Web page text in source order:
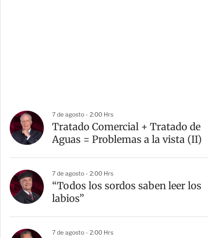
7 de agosto - 2:00 Hrs
Tratado Comercial + Tratado de
Aguas = Problemas a la vista (II)
7 de agosto - 2:00 Hrs
“Todos los sordos saben leer los
labios”
7 de agosto - 2:00 Hrs